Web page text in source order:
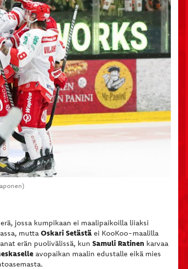
jossa kumpikaan ei maalipaikoilla liiaksi
mutta Oskari Setästä ei KooKoo-maalilla
erän puolivälissä, kun Samuli Ratinen karvaa
avopaikan maalin edustalle eikä mies